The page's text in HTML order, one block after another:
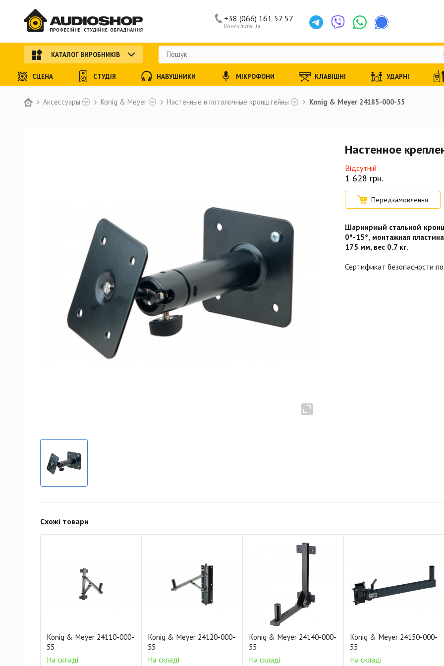
Аксессуары Konig & Meyer Настенные и потолочные кронштейны Konig & Meyer 24185-000-55
Настенное
Відсутній
1 628 грн.
Передзамовлення
Шарнирный стальной
0°-15°, монтажная
175 мм, вес 0.7 кг.
Сертификат безопасности
Схожі товари
Konig & Meyer 24110-000-
55
На складі
Konig & Meyer 24120-000-
55
На складі
Konig & Meyer 24140-000-
55
На складі
Konig & Meyer 24150-000-
55
На складі
Консультація
+38 (066) 161 57 57
КАТАЛОГ ВИРОБНИКІВ
СЦЕНА СТУДІЯ НАВУШНИКИ МІКРОФОНИ КЛАВІШНІ УДАРНІ